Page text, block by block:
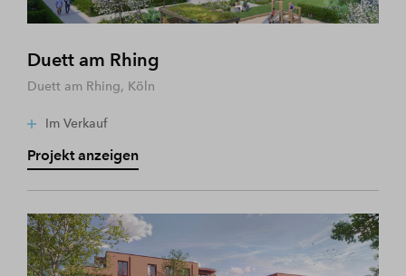
Duett am Rhing
Duett am Rhing, Köln
Im Verkauf
Projekt anzeigen